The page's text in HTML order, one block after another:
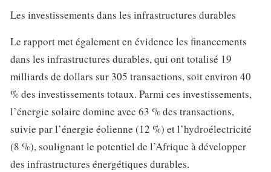
Les investissements dans les infrastructures durables
Le rapport met également en évidence les financements
dans les infrastructures durables, qui ont totalisé 19
milliards de dollars sur 305 transactions, soit environ 40
% des investissements totaux. Parmi ces investissements,
l’énergie solaire domine avec 63 % des transactions,
suivie par l’énergie éolienne (12 %) et l’hydroélectricité
(8 %), soulignant le potentiel de l’Afrique à développer
des infrastructures énergétiques durables.